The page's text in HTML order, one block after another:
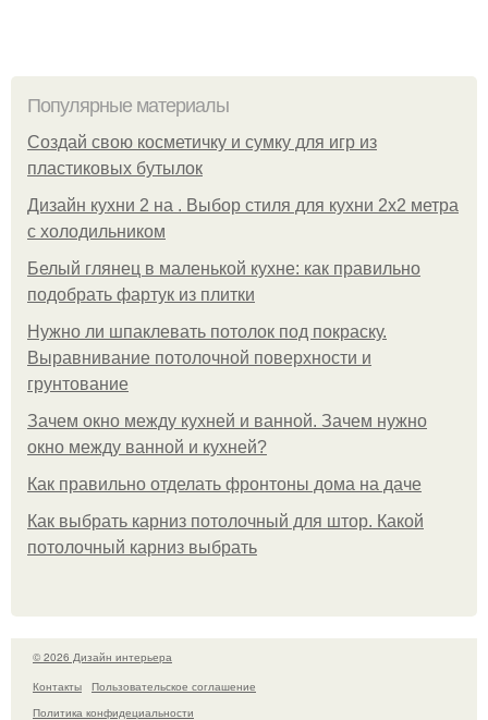
Популярные материалы
Создай свою косметичку и сумку для игр из
пластиковых бутылок
Дизайн кухни 2 на . Выбор стиля для кухни 2х2 метра
с холодильником
Белый глянец в маленькой кухне: как правильно
подобрать фартук из плитки
Нужно ли шпаклевать потолок под покраску.
Выравнивание потолочной поверхности и
грунтование
Зачем окно между кухней и ванной. Зачем нужно
окно между ванной и кухней?
Как правильно отделать фронтоны дома на даче
Как выбрать карниз потолочный для штор. Какой
потолочный карниз выбрать
© 2026 Дизайн интерьера
Контакты
Пользовательское соглашение
Политика конфидециальности